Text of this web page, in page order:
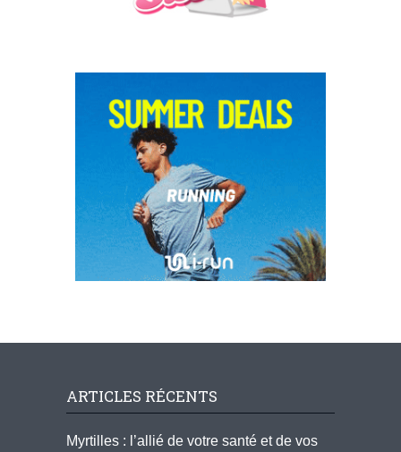
ARTICLES RÉCENTS
Myrtilles : l’allié de votre santé et de vos